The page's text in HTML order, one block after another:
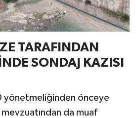
TARAFINDAN
SONDAJ KAZISI
yönetmeliğinden önceye
mevzuatından da muaf